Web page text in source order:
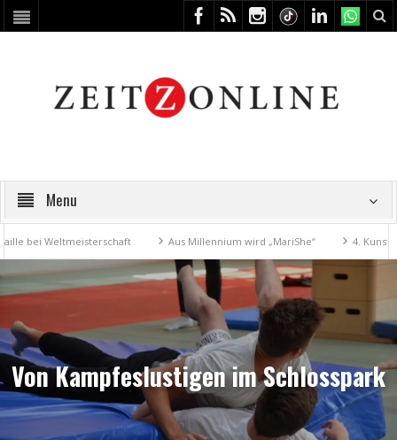
Menu
Weltmeisterschaft Aus Millennium wird „MariShe“ 4. Kunstfest
Von Kampfeslustigen im Schlosspark